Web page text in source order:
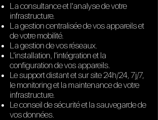
La consultance et l'analyse de votre
infrastructure.
La gestion centralisée de vos appareils et
de votre mobilité.
La gestion de vos réseaux.
L'installation, l'intégration et la
configuration de vos appareils.
Le support distant et sur site 24h/24, 7j/7,
le monitoring et la maintenance de votre
infrastructure.
Le conseil de sécurité et la sauvegarde de
vos données.